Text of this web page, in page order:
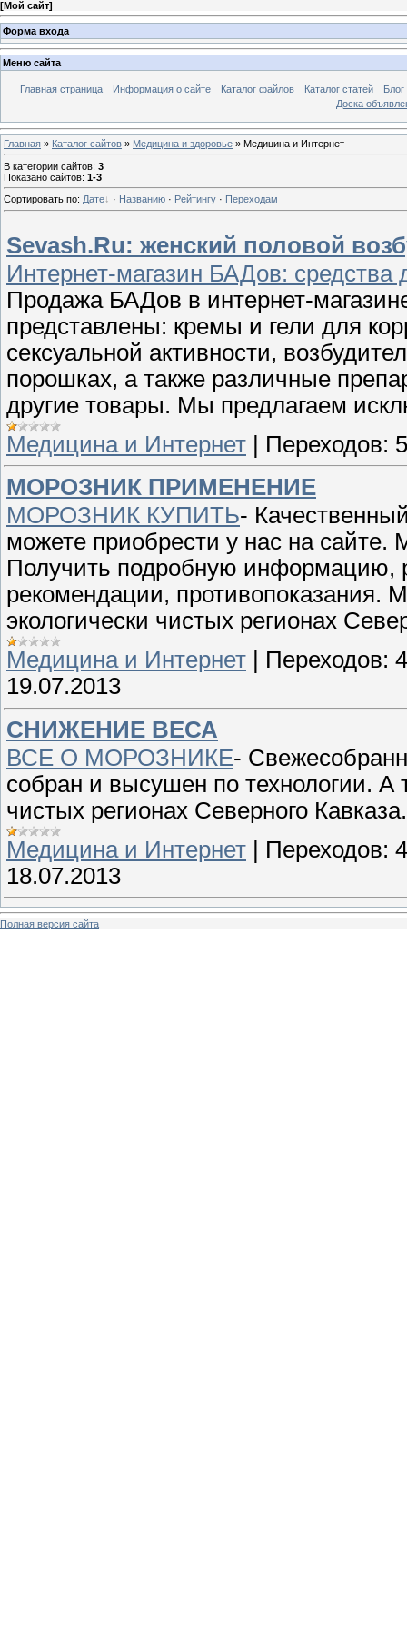
[Мой сайт]
Форма входа
Меню сайта
Главная страница Информация о сайте Каталог файлов Каталог статей
Блог
Доска
Главная » Каталог сайтов » Медицина и здоровье » Медицина и Интернет
В категории сайтов: 3
Показано сайтов: 1-3
Сортировать по: Дате · Названию · Рейтингу · Переходам
Sevash.Ru: женский половой
Интернет-магазин БАДов:
Продажа БАДов в интернет-
представлены: кремы и гели для
сексуальной активности,
порошках, а также различные
другие товары. Мы предлагаем
Медицина и Интернет | Переходов:
МОРОЗНИК ПРИМЕНЕНИЕ
МОРОЗНИК КУПИТЬ-
можете приобрести у нас на сайте.
Получить подробную информацию,
рекомендации, противопоказания.
экологически чистых регионах
Медицина и Интернет
Переходов:
19.07.2013
СНИЖЕНИЕ ВЕСА
ВСЕ О МОРОЗНИКЕ-
собран и высушен по технологии. А
чистых регионах Северного
Медицина и Интернет
Переходов:
18.07.2013
Полная версия сайта